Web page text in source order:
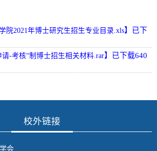
院2021年博士研究生招生专业目录.xls】已下
请-考核“制博士招生相关材料.rar】已下载640
校外链接
会